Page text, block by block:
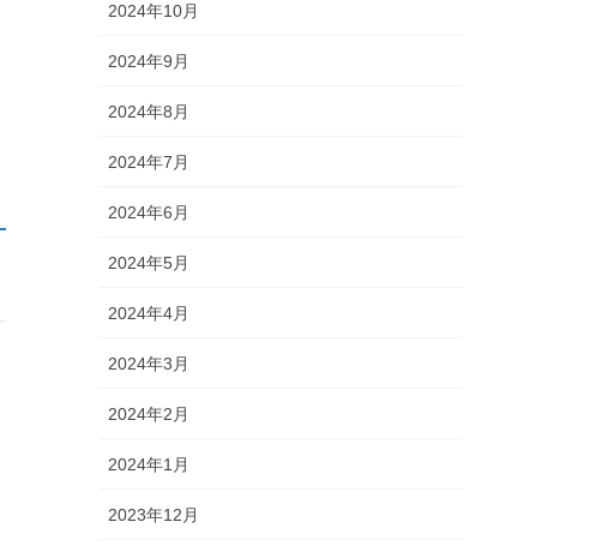
2024年10月
2024年9月
2024年8月
2024年7月
2024年6月
2024年5月
2024年4月
2024年3月
2024年2月
2024年1月
2023年12月